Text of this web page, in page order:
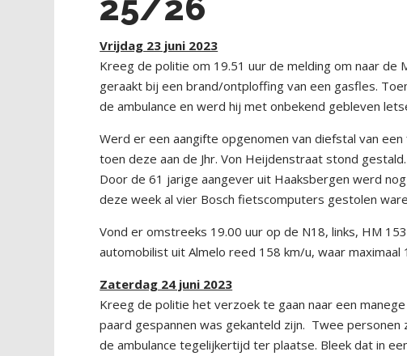
25/26
Vrijdag 23 juni 2023
Kreeg de politie om 19.51 uur de melding om naar
geraakt bij een brand/ontploffing van een gasfles.
de ambulance en werd hij met onbekend gebleven
Werd er een aangifte opgenomen van diefstal van
toen deze aan de Jhr. Von Heijdenstraat stond
Door de 61 jarige aangever uit Haaksbergen werd
deze week al vier Bosch fietscomputers gestolen
Vond er omstreeks 19.00 uur op de N18, links, HM
automobilist uit Almelo reed 158 km/u, waar
Zaterdag 24 juni 2023
Kreeg de politie het verzoek te gaan naar een
paard gespannen was gekanteld zijn. Twee
de ambulance tegelijkertijd ter plaatse. Bleek dat in